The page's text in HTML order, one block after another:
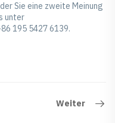
Sie eine zweite Meinung
unter
195 5427 6139.
Weiter